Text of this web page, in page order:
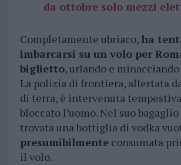
da ottobre solo mezzi
Completamente ubriaco, ha
imbarcarsi su un volo per
biglietto, urlando e
La polizia di frontiera, allertata
di terra, è intervenuta
bloccato l’uomo. Nel suo
trovata una bottiglia di vodka
presumibilmenteconsumata
il volo.